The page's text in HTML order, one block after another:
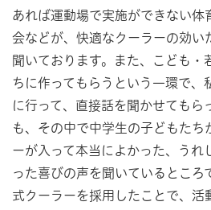
あれば運動場で実施ができない体
会などが、快適なクーラーの効い
聞いております。また、こども・
ちに作ってもらうという一環で、
に行って、直接話を聞かせてもら
も、その中で中学生の子どもたち
ーが入って本当によかった、うれ
った喜びの声を聞いているところ
式クーラーを採用したことで、活